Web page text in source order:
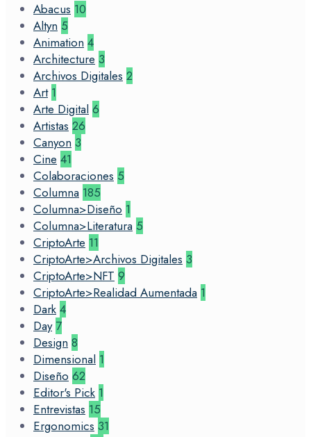
Abacus 10
Altyn 5
Animation 4
Architecture 3
Archivos Digitales 2
Art 1
Arte Digital 6
Artistas 26
Canyon 3
Cine 41
Colaboraciones 5
Columna 185
Columna>Diseño 1
Columna>Literatura 5
CriptoArte 11
CriptoArte>Archivos Digitales 3
CriptoArte>NFT 9
CriptoArte>Realidad Aumentada 1
Dark 4
Day 7
Design 8
Dimensional 1
Diseño 62
Editor's Pick 1
Entrevistas 15
Ergonomics 31